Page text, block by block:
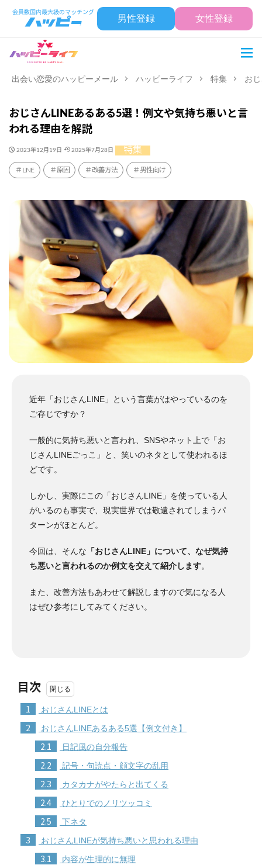
男性登録 女性登録
出会い恋愛のハッピーメール ハッピーライフ 特集 お
おじさんLINEあるある5選！例文や気持ち悪いと言
われる理由を解説
2023年12月19日 2025年7月28日 特集
LINE 原因 改善方法 男性向け
近年「おじさんLINE」という言葉がはやっているのを
ご存じですか？
一般的に気持ち悪いと言われ、SNSやネット上で「お
じさんLINEごっこ」と、笑いのネタとして使われるほ
どです。
しかし、実際にこの「おじさんLINE」を使っている人
がいるのも事実で、現実世界では敬遠されてしまうパ
ターンがほとんど。
今回は、そんな 「おじさんLINE」について、なぜ気持
ち悪いと言われるのか例文を交えて紹介します。
また、改善方法もあわせて解説しますので気になる人
はぜひ参考にしてみてください。
目次
1 おじさんLINEとは
2 おじさんLINEあるある5選【例文付き】
2.1 日記風の自分報告
2.2 記号・句読点・顔文字の乱用
2.3 カタカナがやたらと出てくる
2.4 ひとりでのノリツッコミ
2.5 下ネタ
3 おじさんLINEが気持ち悪いと思われる理由
3.1 内容が生理的に無理